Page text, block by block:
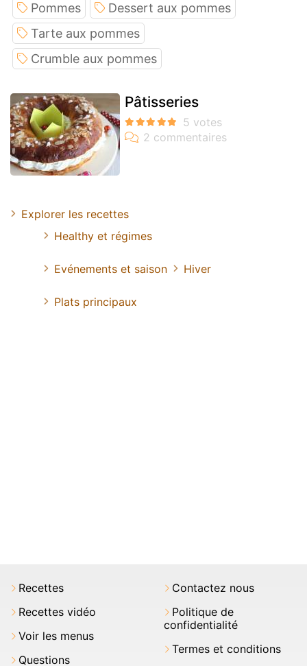
Pommes
Dessert aux pommes
Tarte aux pommes
Crumble aux pommes
Pâtisseries
Explorer les recettes
Healthy et régimes
Evénements et saison Hiver
Plats principaux
Recettes
Recettes vidéo
Voir les menus
Questions
Contactez nous
Politique de
confidentialité
Termes et conditions